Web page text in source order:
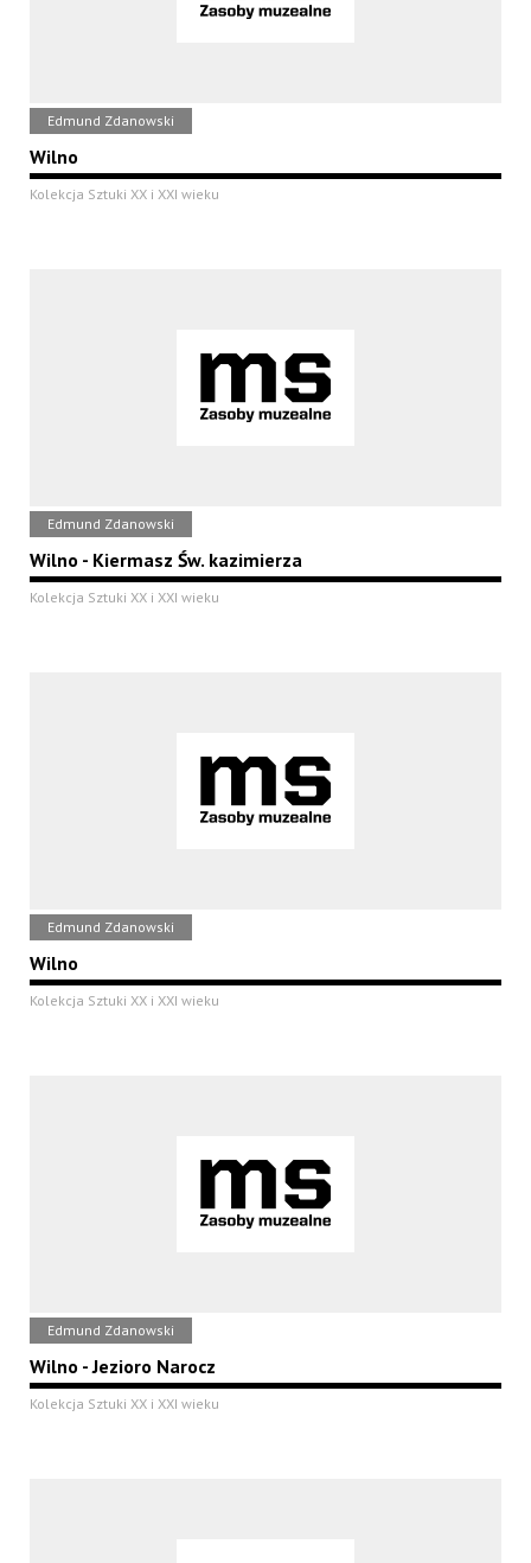
Edmund Zdanowski
Wilno
Kolekcja Sztuki XX i XXI wieku
Edmund Zdanowski
Wilno - Kiermasz Św. kazimierza
Kolekcja Sztuki XX i XXI wieku
Edmund Zdanowski
Wilno
Kolekcja Sztuki XX i XXI wieku
Edmund Zdanowski
Wilno - Jezioro Narocz
Kolekcja Sztuki XX i XXI wieku